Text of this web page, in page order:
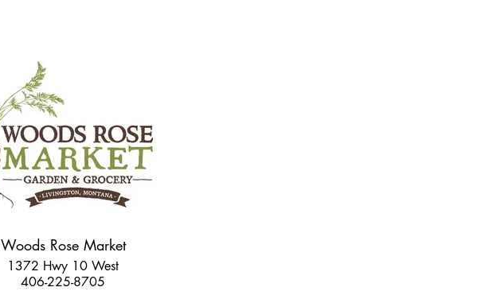
Woods Rose Market
1372 Hwy 10 West
406-225-8705